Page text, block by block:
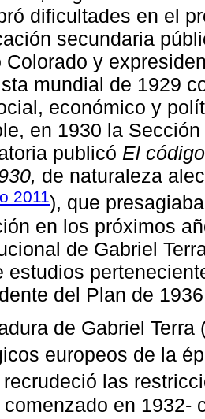
dificultades en el
secundaria
Colorado y
mundial de 1929
económico y
en 1930 la
publicó El
de naturaleza
2011), que
en los próximos
de Gabriel
estudios
del Plan de
de Gabriel
europeos de la
las
en 1932-